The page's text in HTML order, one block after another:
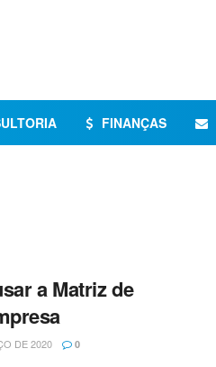
FINANÇAS
a Matriz de
DE 2020 0